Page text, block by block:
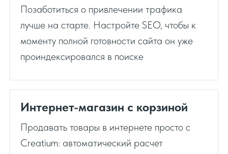
Позаботиться о привлечении трафика
лучше на старте. Настройте SEO, чтобы к
моменту полной готовности сайта он уже
проиндексировался в поиске
Интернет-магазин с корзиной
Продавать товары в интернете просто с
Creatium: автоматический расчет